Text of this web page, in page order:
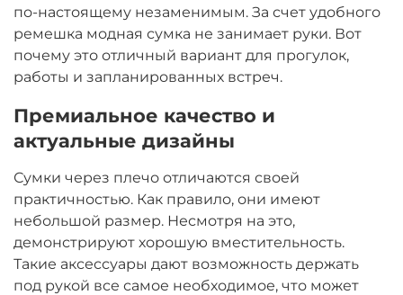
по-настоящему незаменимым. За счет удобного
ремешка модная сумка не занимает руки. Вот
почему это отличный вариант для прогулок,
работы и запланированных встреч.
Премиальное качество и
актуальные дизайны
Сумки через плечо отличаются своей
практичностью. Как правило, они имеют
небольшой размер. Несмотря на это,
демонстрируют хорошую вместительность.
Такие аксессуары дают возможность держать
под рукой все самое необходимое, что может